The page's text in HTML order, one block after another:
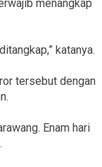
menangkap
katanya.
tersebut dengan
Enam hari